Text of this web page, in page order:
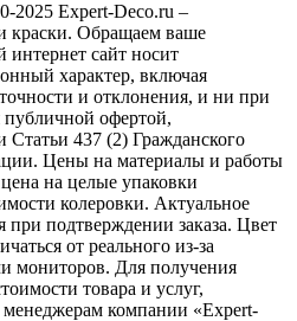
2025 Expert-Deco.ru –
краски. Обращаем ваше
сайт носит
характер, включая
и отклонения, и ни при
публичной офертой,
437 (2) Гражданского
Цены на материалы и работы
на целые упаковки
колеровки. Актуальное
при подтверждении заказа. Цвет
от реального из‑за
мониторов. Для получения
товара и услуг,
компании «Expert-